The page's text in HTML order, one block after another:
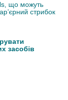
що можуть
стрибок
засобів